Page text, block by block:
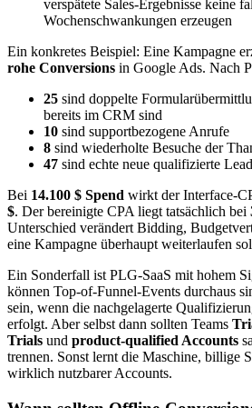
verspätete Sales-Ergebnisse keine
Wochenschwankungen erzeugen
Ein konkretes Beispiel: Eine Kampagne
rohe Conversions in Google Ads. Nach
25 sind doppelte
bereits im CRM sind
10 sind supportbezogene Anrufe
8 sind wiederholte Besuche der
47 sind echte neue qualifizierte
Bei 14.100 $ Spend wirkt der Interface-
$. Der bereinigte CPA liegt tatsächlich bei
Unterschied verändert Bidding,
eine Kampagne überhaupt weiterlaufen
Ein Sonderfall ist PLG-SaaS mit hohem
können Top-of-Funnel-Events durchaus
sein, wenn die nachgelagerte
erfolgt. Aber selbst dann sollten Teams
Trials und product-qualified Accounts
trennen. Sonst lernt die Maschine, billige
wirklich nutzbarer Accounts.